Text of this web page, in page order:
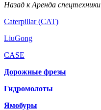
Назад к Аренда спецтехники
Caterpillar (CAT)
LiuGong
CASE
Дорожные фрезы
Гидромолоты
Ямобуры